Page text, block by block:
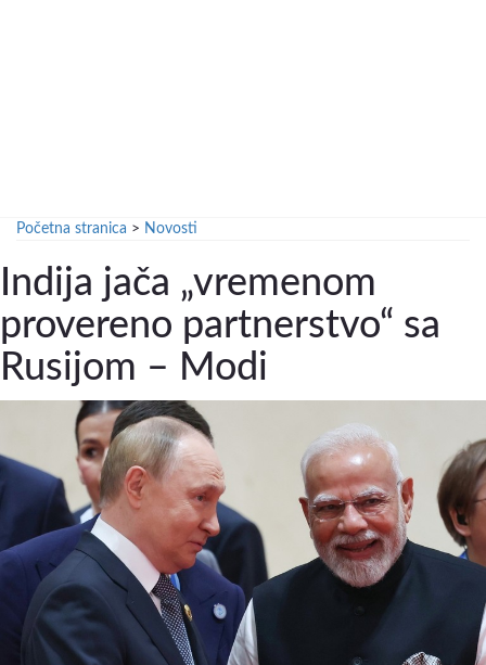
Početna stranica > Novosti
Indija jača „vremenom
provereno partnerstvo“ sa
Rusijom – Modi